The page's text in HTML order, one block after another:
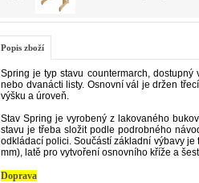
Popis zboží
Spring je typ stavu countermarch,
nebo dvanácti listy. Osnovní vál je držen
výšku a úroveň.
Stav Spring je vyrobený z lakovaného
stavu je třeba složit podle podrobného
odkládací polici. Součástí základní výbavy
mm), latě pro vytvoření osnovního kříže a
Doprava